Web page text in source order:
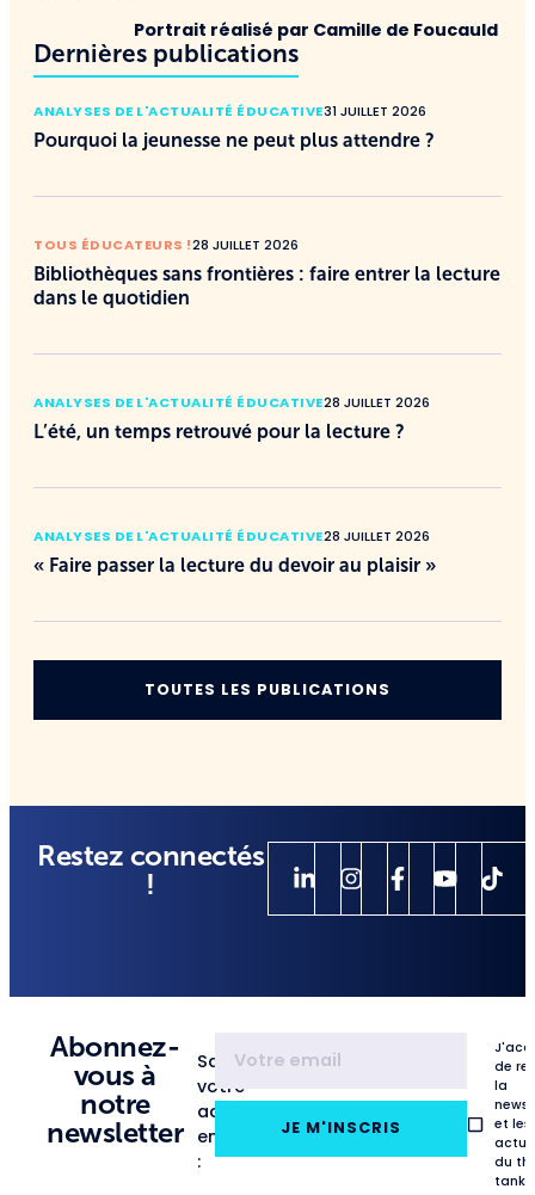
Portrait réalisé par Camille de Foucauld
Dernières publications
ANALYSES DE L'ACTUALITÉ ÉDUCATIVE31 JUILLET 2026
Pourquoi la jeunesse ne peut plus attendre ?
TOUS ÉDUCATEURS !28 JUILLET 2026
Bibliothèques sans frontières : faire entrer la lecture
dans le quotidien
ANALYSES DE L'ACTUALITÉ ÉDUCATIVE28 JUILLET 2026
L’été, un temps retrouvé pour la lecture ?
ANALYSES DE L'ACTUALITÉ ÉDUCATIVE28 JUILLET 2026
« Faire passer la lecture du devoir au plaisir »
TOUTES LES PUBLICATIONS
Restez connectés
!
Abonnez-
vous à
notre
newsletter
Saisissez
votre
adresse
email
:
JE M'INSCRIS
de
la
et les
du
tank